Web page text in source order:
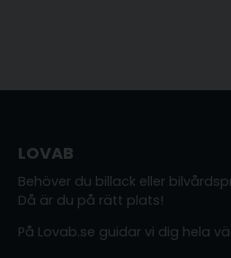
LOVAB
Behöver du billack eller
Då är du på rätt plats!
På Lovab.se guidar vi dig hela